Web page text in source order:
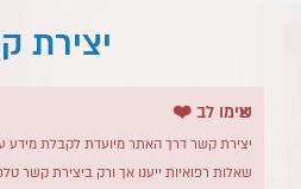
יצירת
שימו לב ❤️
יצירת קשר דרך האתר מיועדת לקבלת מידע
שאלות רפואיות ייענו אך ורק ביצירת קשר
×